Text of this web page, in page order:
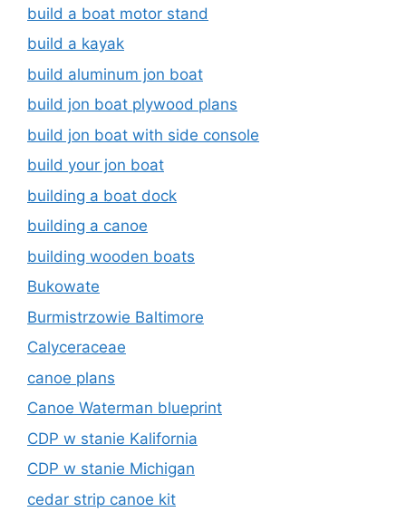
build a boat motor stand
build a kayak
build aluminum jon boat
build jon boat plywood plans
build jon boat with side console
build your jon boat
building a boat dock
building a canoe
building wooden boats
Bukowate
Burmistrzowie Baltimore
Calyceraceae
canoe plans
Canoe Waterman blueprint
CDP w stanie Kalifornia
CDP w stanie Michigan
cedar strip canoe kit